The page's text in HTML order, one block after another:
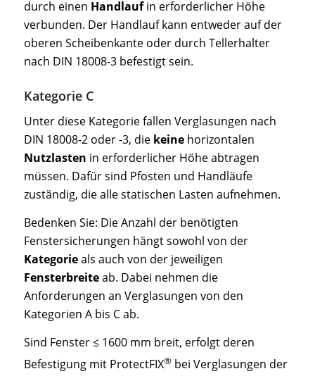
durch einen Handlaufin erforderlicher Höhe
verbunden. Der Handlauf kann entweder auf der
oberen Scheibenkante oder durch Tellerhalter
nach DIN 18008-3 befestigt sein.
Kategorie C
Unter diese Kategorie fallen Verglasungen nach
DIN 18008-2 oder -3, die keinehorizontalen
Nutzlasten in erforderlicher Höhe abtragen
müssen. Dafür sind Pfosten und Handläufe
zuständig, die alle statischen Lasten aufnehmen.
Bedenken Sie: Die Anzahl der benötigten
Fenstersicherungen hängt sowohl von der
Kategorieals auch von der jeweiligen
Fensterbreiteab. Dabei nehmen die
Anforderungen an Verglasungen von den
Kategorien A bis C ab.
Sind Fenster ≤ 1600 mm breit, erfolgt deren
Befestigung mit ProtectFIX®bei Verglasungen der